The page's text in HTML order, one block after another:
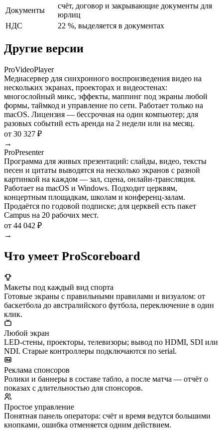
Документы
счёт, договор и закрывающие документы для
юрлиц
НДС
22 %, выделяется в документах
Другие версии
ProVideoPlayer
Медиасервер для синхронного воспроизведения видео на
нескольких экранах, проекторах и видеостенах:
многослойный микс, эффекты, маппинг под экраны любой
формы, таймкод и управление по сети. Работает только на
macOS. Лицензия — бессрочная на один компьютер; для
разовых событий есть аренда на 2 недели или на месяц.
от 30 327 ₽
→
ProPresenter
Программа для живых презентаций: слайды, видео, тексты
песен и цитаты выводятся на несколько экранов с разной
картинкой на каждом — зал, сцена, онлайн-трансляция.
Работает на macOS и Windows. Подходит церквям,
концертным площадкам, школам и конференц-залам.
Продаётся по годовой подписке; для церквей есть пакет
Campus на 20 рабочих мест.
от 44 042 ₽
→
Что умеет ProScoreboard
Макеты под каждый вид спорта
Готовые экраны с правильными правилами и визуалом: от
баскетбола до австралийского футбола, переключение в один
клик.
Любой экран
LED-стены, проекторы, телевизоры; вывод по HDMI, SDI или
NDI. Старые контроллеры подключаются по serial.
Реклама спонсоров
Ролики и баннеры в составе табло, а после матча — отчёт о
показах с длительностью для спонсоров.
Простое управление
Понятная панель оператора: счёт и время ведутся большими
кнопками, ошибка отменяется одним действием.